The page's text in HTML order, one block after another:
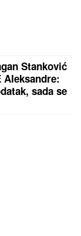
Stanković
Aleksandre:
sada se